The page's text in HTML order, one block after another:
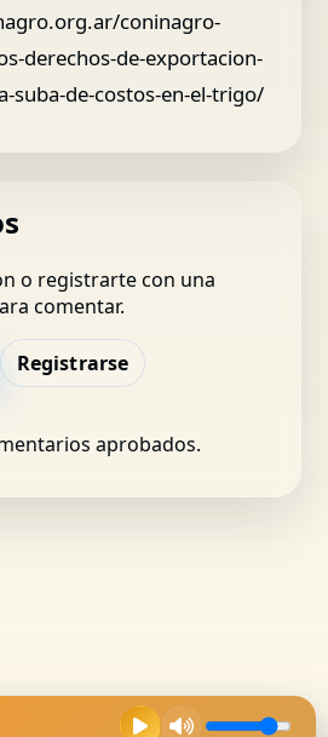
coninagro-
derechos-de-exportacion-
suba-de-costos-en-el-trigo/
o registrarte con una
comentar.
Registrarse
aprobados.